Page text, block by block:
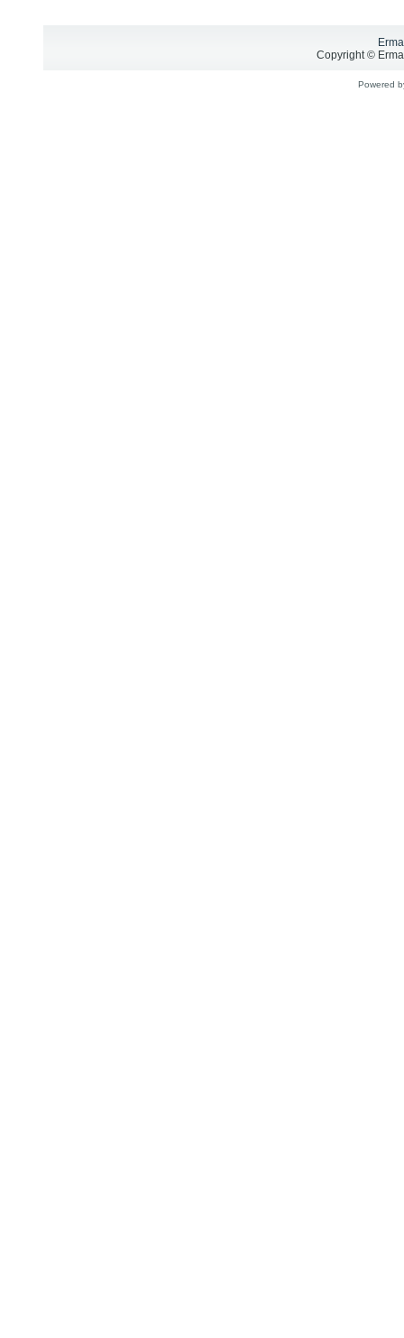
Copyright ©
Powered